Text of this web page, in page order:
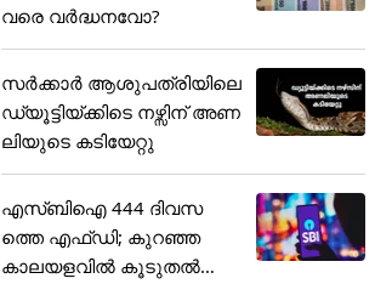
വരെ വർദ്ധനവോ?
സർക്കാർ ആശുപത്രിയിലെ
ഡ്യൂട്ടിയ്ക്കിടെ നഴ്സിന് അ‌ണ
ലിയുടെ കടിയേറ്റു
എസ്ബിഐ 444 ദിവസ
ത്തെ എഫ്ഡി; കുറഞ്ഞ
കാലയളവില്‍ കൂടുതല്‍